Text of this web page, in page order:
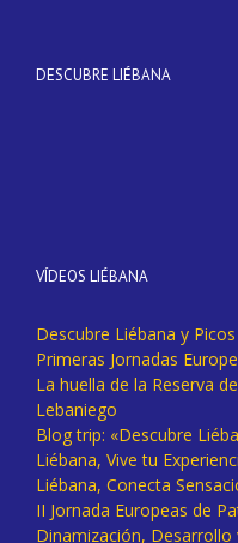
DESCUBRE LIÉBANA
VÍDEOS LIÉBANA
Descubre Liébana y
Primeras Jornadas
La huella de la Reserva
Lebaniego
Blog trip: «Descubre
Liébana, Vive tu
Liébana, Conecta
II Jornada Europeas de
Dinamización,